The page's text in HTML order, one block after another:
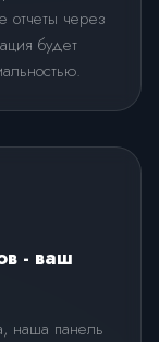
отчеты через
будет
- ваш
наша панель